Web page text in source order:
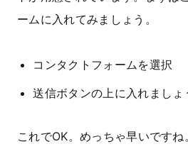
ームに入れてみましょう。
コンタクトフォームを選択
送信ボタンの上に入れましょ
これでOK。めっちゃ早いですね